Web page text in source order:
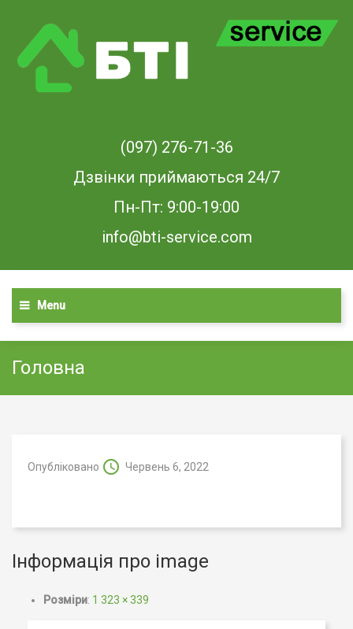
(097) 276-71-36
Дзвінки приймаються 24/7
Пн-Пт: 9:00-19:00
info@bti-service.com
Menu
Головна
Опубліковано Червень 6, 2022
Інформація про image
Розміри: 1 323 × 339